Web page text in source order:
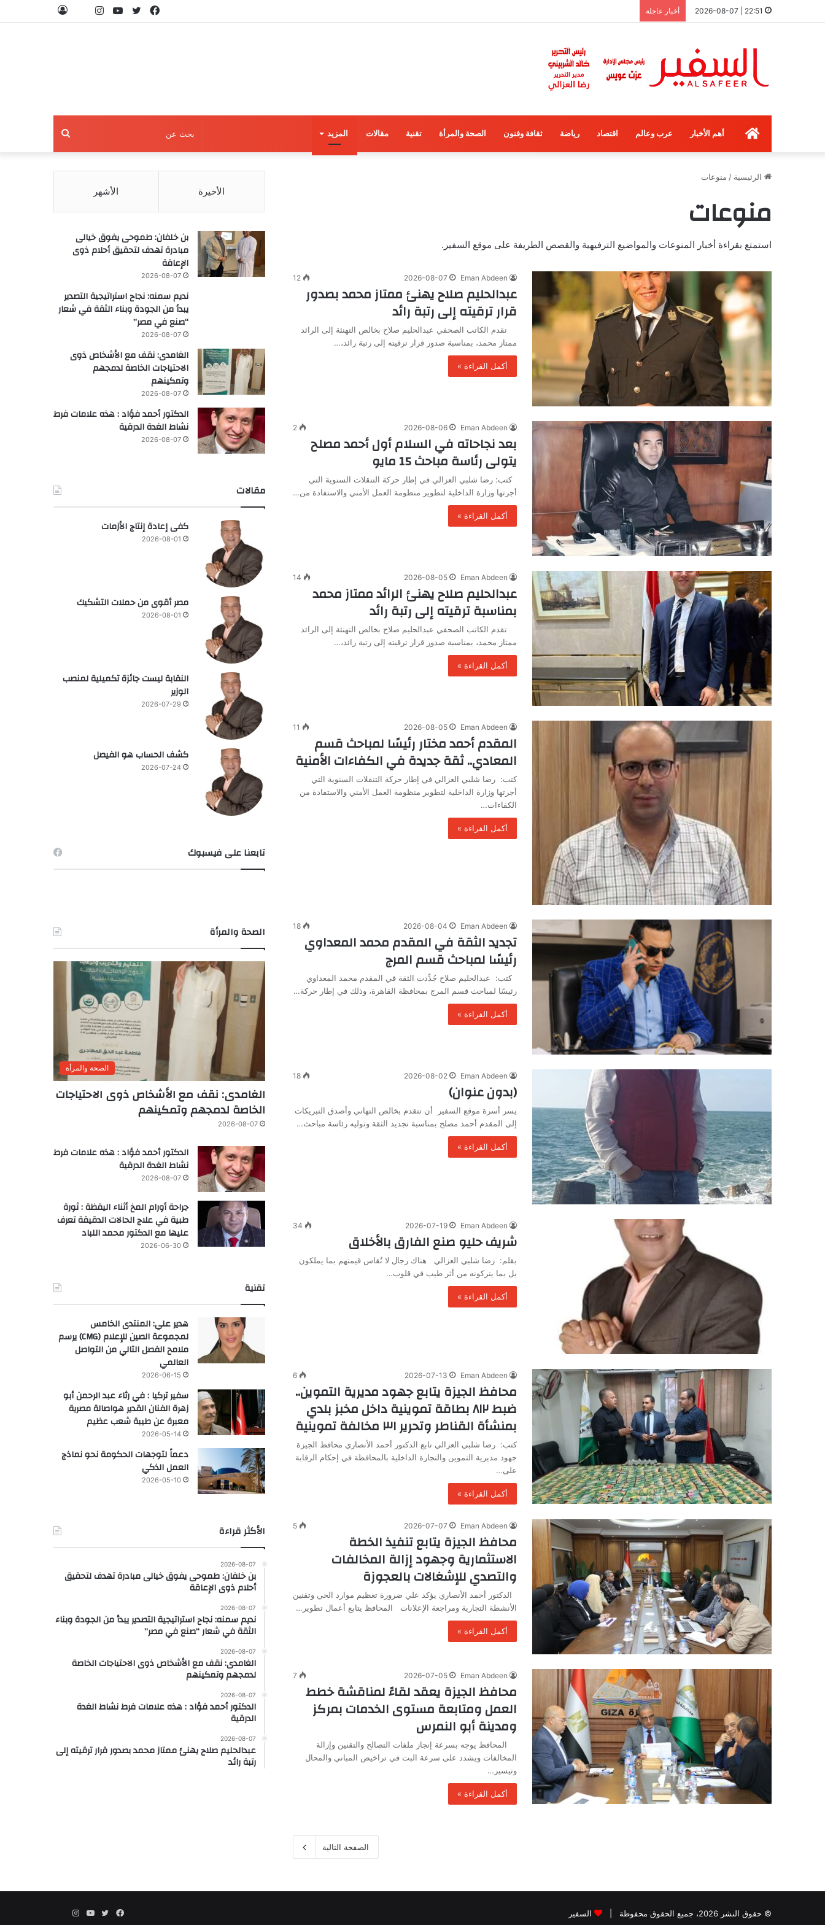
أخبار عاجلة threadsانستقرام يوتيوب تويتر
فيسبوك
الرئيسيةأهم الأخبار عرب وعالم اقتصاد رياضة ثقافة وفنون الصحة والمرأة تقنية مقالات المزيد
عن
الرئيسية / منوعات
منوعات
استمتع بقراءة أخبار المنوعات والمواضيع الترفيهية والقصص الطريفة على موقع السفير.
Eman Abdeen
2026-08-07
12
عبدالحليم صلاح يهنئ ممتاز محمد بصدور
قرار ترقيته إلى رتبة رائد
تقدم الكاتب الصحفي عبدالحليم صلاح بخالص التهنئة إلى الرائد
ممتاز محمد، بمناسبة صدور قرار ترقيته إلى رتبة رائد،…
أكمل القراءة »
Eman Abdeen
2026-08-06
2
بعد نجاحاته في السلام أول أحمد مصلح
يتولى رئاسة مباحث 15 مايو
كتب: رضا شلبي العزالي في إطار حركة التنقلات السنوية التي
أجرتها وزارة الداخلية لتطوير منظومة العمل الأمني والاستفادة من…
أكمل القراءة »
Eman Abdeen
2026-08-05
14
عبدالحليم صلاح يهنئ الرائد ممتاز محمد
بمناسبة ترقيته إلى رتبة رائد
تقدم الكاتب الصحفي عبدالحليم صلاح بخالص التهنئة إلى الرائد
ممتاز محمد، بمناسبة صدور قرار ترقيته إلى رتبة رائد،…
أكمل القراءة »
Eman Abdeen
2026-08-05
11
المقدم أحمد مختار رئيسًا لمباحث قسم
المعادي.. ثقة جديدة في الكفاءات الأمنية
كتب: رضا شلبي العزالي في إطار حركة التنقلات السنوية التي
أجرتها وزارة الداخلية لتطوير منظومة العمل الأمني والاستفادة من
الكفاءات…
أكمل القراءة »
Eman Abdeen
2026-08-04
18
تجديد الثقة في المقدم محمد المعداوي
رئيسًا لمباحث قسم المرج
كتب: عبدالحليم صلاح جُدِّدت الثقة في المقدم محمد المعداوي
رئيسًا لمباحث قسم المرج بمحافظة القاهرة، وذلك في إطار حركة…
أكمل القراءة »
Eman Abdeen
2026-08-02
18
(بدون عنوان)
يسر أسرة موقع السفير أن تتقدم بخالص التهاني وأصدق التبريكات
إلى المقدم أحمد مصلح بمناسبة تجديد الثقة وتوليه رئاسة مباحث…
أكمل القراءة »
Eman Abdeen
2026-07-19
34
شريف حليو صنع الفارق بالأخلاق
بقلم: رضا شلبي العزالي هناك رجال لا تُقاس قيمتهم بما يملكون
بل بما يتركونه من أثر طيب في قلوب…
أكمل القراءة »
Eman Abdeen
2026-07-13
6
محافظ الجيزة يتابع جهود مديرية التموين..
ضبط ٨١٢ بطاقة تموينية داخل مخبز بلدي
بمنشأة القناطر وتحرير ٣١ مخالفة تموينية
كتب: رضا شلبي العزالي تابع الدكتور أحمد الأنصاري محافظ الجيزة
جهود مديرية التموين والتجارة الداخلية بالمحافظة في إحكام الرقابة
على…
أكمل القراءة »
Eman Abdeen
2026-07-07
5
محافظ الجيزة يتابع تنفيذ الخطة
الاستثمارية وجهود إزالة المخالفات
والتصدي للإشغالات بالعجوزة
الدكتور أحمد الأنصاري يؤكد علي ضرورة تعظيم موارد الحي وتقنين
الأنشطة التجارية ومراجعة الإعلانات المحافظ يتابع أعمال تطوير…
أكمل القراءة »
Eman Abdeen
2026-07-05
7
محافظ الجيزة يعقد لقاءً لمناقشة خطط
العمل ومتابعة مستوى الخدمات بمركز
ومدينة أبو النمرس
المحافظ يوجه بسرعة إنجاز ملفات التصالح والتقنين وإزالة
المخالفات ويشدد على سرعة البت في تراخيص المباني والمحال
وتيسير…
أكمل القراءة »
الصفحة التالية
الأخيرة الأشهر
بن خلفان: طموحى يفوق خيالى
مبادرة تهدف لتحقيق أحلام ذوى
الإعاقة
2026-08-07
نديم سمنه: نجاح استراتيجية التصدير
يبدأ من الجودة وبناء الثقة في شعار
“صنع في مصر”
2026-08-07
الغامدى: نقف مع الأشخاص ذوى
الاحتياجات الخاصة لدمجهم
وتمكينهم
2026-08-07
الدكتور أحمد فؤاد : هذه علامات فرط
نشاط الغدة الدرقية
2026-08-07
مقالات
كفى إعادة إنتاج الأزمات
2026-08-01
مصر أقوى من حملات التشكيك
2026-08-01
النقابة ليست جائزة تكميلية لمنصب
الوزير
2026-07-29
كشف الحساب هو الفيصل
2026-07-24
تابعنا على فيسبوك
الصحة والمرأة
الصحة والمرأة
الغامدى: نقف مع الأشخاص ذوى الاحتياجات
الخاصة لدمجهم وتمكينهم
2026-08-07
الدكتور أحمد فؤاد : هذه علامات فرط
نشاط الغدة الدرقية
2026-08-07
جراحة أورام المخ أثناء اليقظة : ثورة
طبية في علاج الحالات الدقيقة تعرف
عليها مع الدكتور محمد اللباد
2026-06-30
تقنية
هدير علي: المنتدى الخامس
لمجموعة الصين للإعلام (CMG) يرسم
ملامح الفصل التالي من التواصل
العالمي
2026-06-15
سفير تركيا : في رثاء عبد الرحمن أبو
زهرة الفنان القدير هواصالة مصرية
معبرة عن طيبة شعب عظيم
2026-05-14
دعماً لتوجهات الحكومة نحو نماذج
العمل الذكي
2026-05-10
الأكثر قراءة
2026-08-07
بن خلفان: طموحى يفوق خيالى مبادرة تهدف لتحقيق
أحلام ذوى الإعاقة
2026-08-07
نديم سمنه: نجاح استراتيجية التصدير يبدأ من الجودة وبناء
الثقة في شعار “صنع في مصر”
2026-08-07
الغامدى: نقف مع الأشخاص ذوى الاحتياجات الخاصة
لدمجهم وتمكينهم
2026-08-07
الدكتور أحمد فؤاد : هذه علامات فرط نشاط الغدة
الدرقية
2026-08-07
عبدالحليم صلاح يهنئ ممتاز محمد بصدور قرار ترقيته إلى
رتبة رائد
© حقوق النشر 2026، جميع الحقوق محفوظة | السفير فيسبوك
تويتر يوتيوب